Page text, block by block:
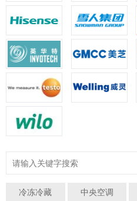
冷冻冷藏 中央空调